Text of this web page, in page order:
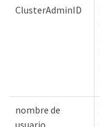
ClusterAdminID
nombre de
usuario